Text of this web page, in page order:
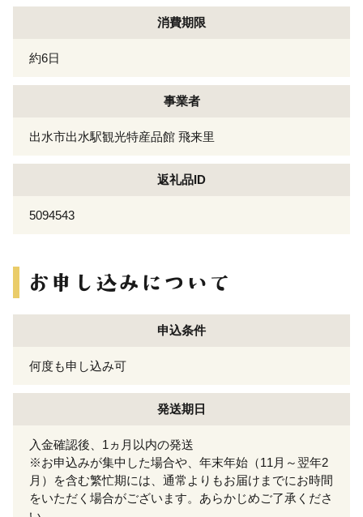
消費期限
約6日
事業者
出水市出水駅観光特産品館 飛来里
返礼品ID
5094543
申込条件
何度も申し込み可
発送期日
入金確認後、1ヵ月以内の発送
※お申込みが集中した場合や、年末年始（11月～翌年2
月）を含む繁忙期には、通常よりもお届けまでにお時間
をいただく場合がございます。あらかじめご了承くださ